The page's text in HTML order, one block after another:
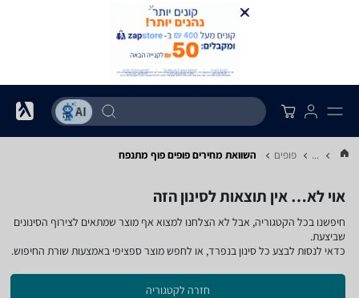
... פופים השוואת מחירים פופים ‏פוף מתנפח
אוי לא… אין תוצאות לסינון הזה
חיפשנו בכל הקטגוריה, אבל לא הצלחנו למצוא אף מוצר שמתאים לצירוף הסינונים
שביצעת.
כדאי לנסות לבצע כל סינון בנפרד, או לחפש מוצר ספציפי באמצעות שורת החיפוש.
חזרה לקטגוריה